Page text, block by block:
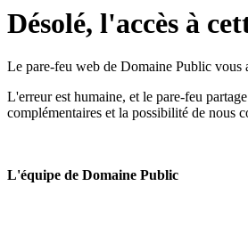
Désolé, l'accès à
Le pare-feu web de Domaine Public vous
L'erreur est humaine, et le pare-feu
complémentaires et la possibilité de nous
L'équipe de Domaine Public